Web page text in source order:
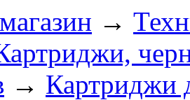
→
→ Картриджи